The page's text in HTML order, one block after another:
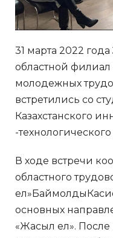
31 марта 2022
областной
молодежных
встретились со
Казахстанского
-
В ходе встречи
областного
основных
«Жасыл ел».